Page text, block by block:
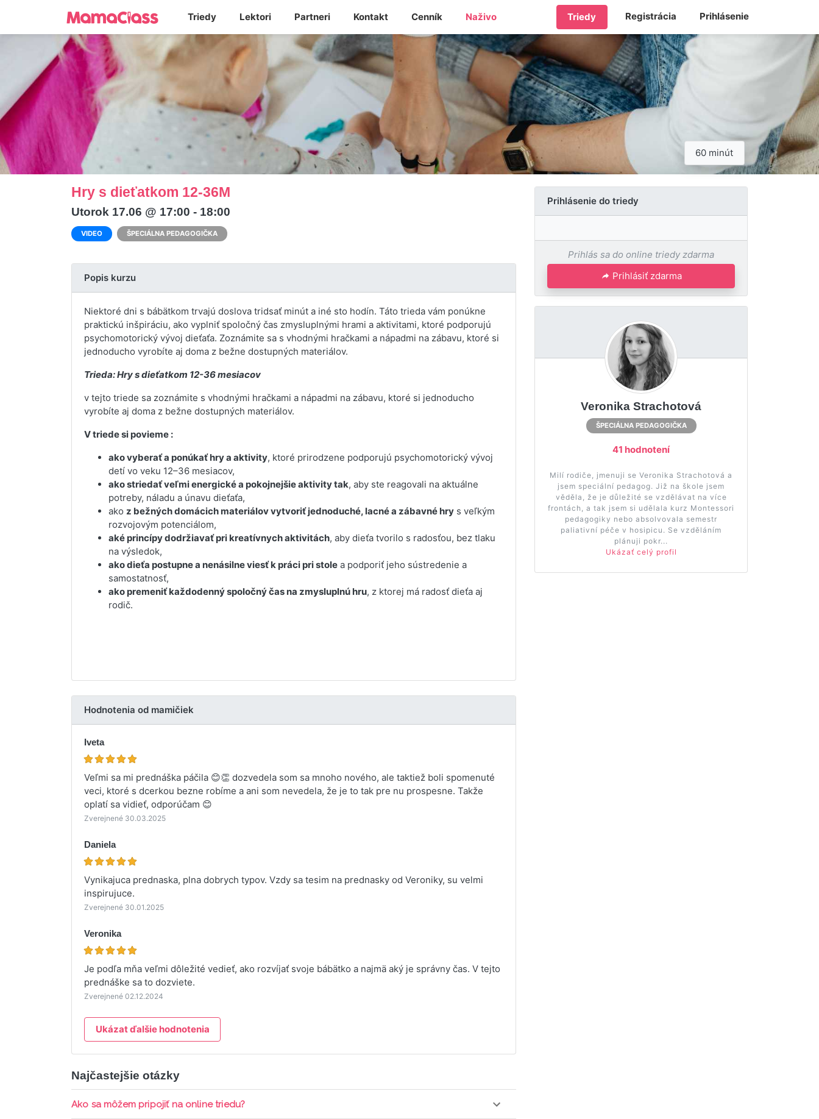
Triedy Lektori Partneri Kontakt Cenník Naživo Triedy Registrácia Prihlásenie
60 minút
Hry s dieťatkom 12-36M
Utorok 17.06 @ 17:00 - 18:00
VIDEO ŠPECIÁLNA PEDAGOGIČKA
Popis kurzu
Niektoré dni s bábätkom trvajú doslova tridsať minút a iné sto hodín. Táto trieda vám ponúkne
praktickú inšpiráciu, ako vyplniť spoločný čas zmysluplnými hrami a aktivitami, ktoré podporujú
psychomotorický vývoj dieťaťa. Zoznámite sa s vhodnými hračkami a nápadmi na zábavu, ktoré si
jednoducho vyrobíte aj doma z bežne dostupných materiálov.
Trieda: Hry s dieťatkom 12-36 mesiacov
v tejto triede sa zoznámite s vhodnými hračkami a nápadmi na zábavu, ktoré si jednoducho
vyrobíte aj doma z bežne dostupných materiálov.
V triede si povieme :
ako vyberať a ponúkať hry a aktivity, ktoré prirodzene podporujú psychomotorický vývoj
detí vo veku 12–36 mesiacov,
ako striedať veľmi energické a pokojnejšie aktivity tak, aby ste reagovali na aktuálne
potreby, náladu a únavu dieťaťa,
ako z bežných domácich materiálov vytvoriť jednoduché, lacné a zábavné hry s veľkým
rozvojovým potenciálom,
aké princípy dodržiavať pri kreatívnych aktivitách, aby dieťa tvorilo s radosťou, bez tlaku
na výsledok,
ako dieťa postupne a nenásilne viesť k práci pri stole a podporiť jeho sústredenie a
samostatnosť,
ako premeniť každodenný spoločný čas na zmysluplnú hru, z ktorej má radosť dieťa aj
rodič.
Hodnotenia od mamičiek
Iveta
Veľmi sa mi prednáška páčila 😊👏 dozvedela som sa mnoho nového, ale taktiež boli spomenuté
veci, ktoré s dcerkou bezne robíme a ani som nevedela, že je to tak pre nu prospesne. Takže
oplatí sa vidieť, odporúčam 😊
Zverejnené 30.03.2025
Daniela
Vynikajuca prednaska, plna dobrych typov. Vzdy sa tesim na prednasky od Veroniky, su velmi
inspirujuce.
Zverejnené 30.01.2025
Veronika
Je podľa mňa veľmi dôležité vedieť, ako rozvíjať svoje bábätko a najmä aký je správny čas. V tejto
prednáške sa to dozviete.
Zverejnené 02.12.2024
Ukázat ďalšie hodnotenia
Najčastejšie otázky
Ako sa môžem pripojiť na online triedu?
Prihlásenie do triedy
Prihlás sa do online triedy zdarma
Prihlásiť zdarma
Veronika Strachotová
ŠPECIÁLNA PEDAGOGIČKA
41 hodnotení
Milí rodiče, jmenuji se Veronika Strachotová a
jsem speciální pedagog. Již na škole jsem
věděla, že je důležité se vzdělávat na více
frontách, a tak jsem si udělala kurz Montessori
pedagogiky nebo absolvovala semestr
paliativní péče v hosipicu. Se vzděláním
plánuji pokr...
Ukázať celý profil